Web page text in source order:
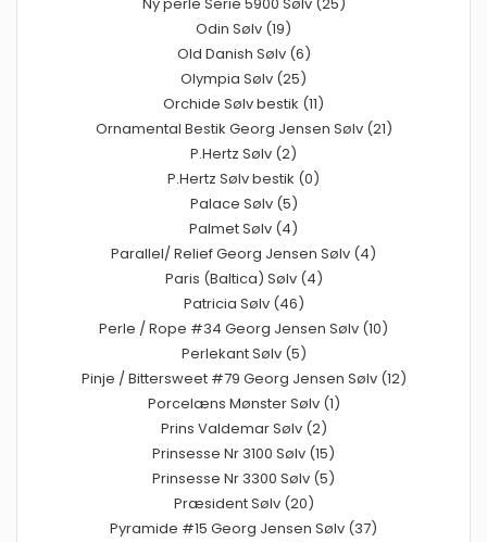
Ny perle Serie 5900 Sølv (25)
Odin Sølv (19)
Old Danish Sølv (6)
Olympia Sølv (25)
Orchide Sølv bestik (11)
Ornamental Bestik Georg Jensen Sølv (21)
P.Hertz Sølv (2)
P.Hertz Sølv bestik (0)
Palace Sølv (5)
Palmet Sølv (4)
Parallel/ Relief Georg Jensen Sølv (4)
Paris (Baltica) Sølv (4)
Patricia Sølv (46)
Perle / Rope #34 Georg Jensen Sølv (10)
Perlekant Sølv (5)
Pinje / Bittersweet #79 Georg Jensen Sølv (12)
Porcelæns Mønster Sølv (1)
Prins Valdemar Sølv (2)
Prinsesse Nr 3100 Sølv (15)
Prinsesse Nr 3300 Sølv (5)
Præsident Sølv (20)
Pyramide #15 Georg Jensen Sølv (37)